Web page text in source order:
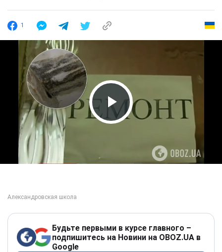
1
Play Video
Будьте первыми в курсе главного –
подпишитесь на Новини на OBOZ.UA в
Google